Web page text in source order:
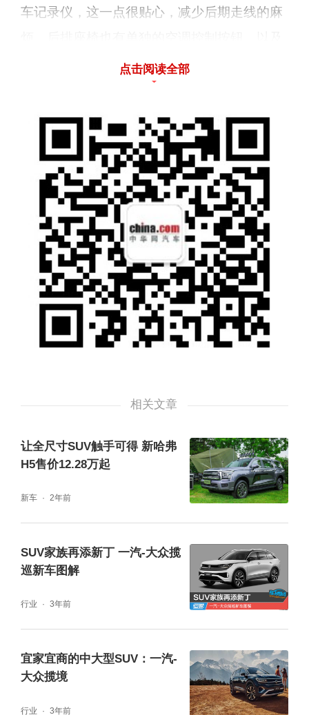
车记录仪，这一点很贴心，减少后期走线的麻
座椅通风和座椅加热触摸按键。
自带carplay系统，丰富中控大屏操作空间，整
体驾驶感受在市区道路中相当平稳软，哈曼卡
顿的音响提供优质的听觉享受，隔音效果优越
高等路段还是需要多加注意，对于车身宽度的
把握还是需要一些时间来适应，避免行车过程
中的剐蹭。
动力十足驾驶平顺
就揽境380TSI 四驱旗舰胜境版 6座版为例，底
盘和转向的校准使得驾驶感受极佳，没有任何
的拖拽感，尤其在转向过程中的丝滑灵敏不像
面，这台车无论是上班通勤、户外出游、高速
行驶都已经极大满足各位车主不同驾驶环境的
需求，变速箱和发动机的相互配合也非常到
点击阅读全部
相关文章
让全尺寸SUV触手可得 新哈弗
H5售价12.28万起
新车 2年前
SUV家族再添新丁 一汽-大众揽
巡新车图解
行业 3年前
宜家宜商的中大型SUV：一汽-
大众揽境
行业 3年前